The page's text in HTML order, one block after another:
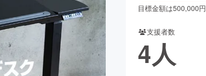
アニメ・漫画
ビューティー・ヘルスケア
目標金額は500,000円
支援者数
4人